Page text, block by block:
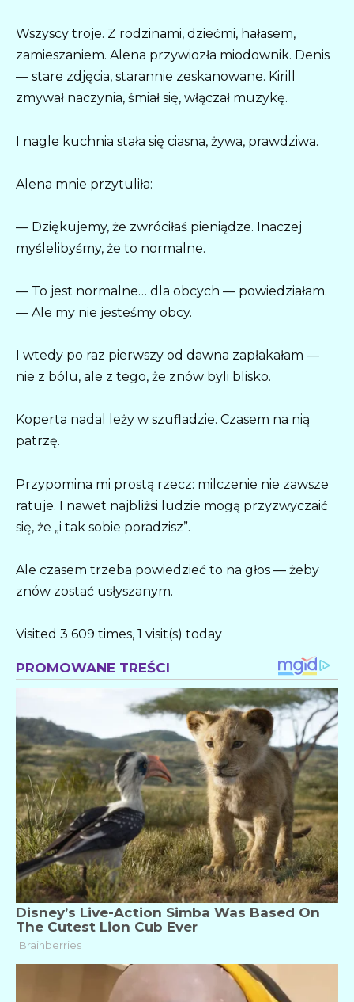
Wszyscy troje. Z rodzinami, dziećmi, hałasem,
zamieszaniem. Alena przywiozła miodownik. Denis
— stare zdjęcia, starannie zeskanowane. Kirill
zmywał naczynia, śmiał się, włączał muzykę.
I nagle kuchnia stała się ciasna, żywa, prawdziwa.
Alena mnie przytuliła:
— Dziękujemy, że zwróciłaś pieniądze. Inaczej
myślelibyśmy, że to normalne.
— To jest normalne… dla obcych — powiedziałam.
— Ale my nie jesteśmy obcy.
I wtedy po raz pierwszy od dawna zapłakałam —
nie z bólu, ale z tego, że znów byli blisko.
Koperta nadal leży w szufladzie. Czasem na nią
patrzę.
Przypomina mi prostą rzecz: milczenie nie zawsze
ratuje. I nawet najbliżsi ludzie mogą przyzwyczaić
się, że „i tak sobie poradzisz”.
Ale czasem trzeba powiedzieć to na głos — żeby
znów zostać usłyszanym.
Visited 3 609 times, 1 visit(s) today